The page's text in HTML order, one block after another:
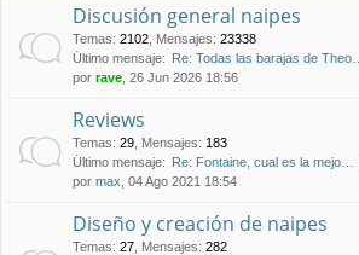
Discusión general naipes
Temas: 2102 Mensajes: 23338
Último mensaje: Re: Todas las barajas de Theo…
por rave , 26 Jun 2026 18:56
Reviews
Temas: 29 Mensajes: 183
Último mensaje: Re: Fontaine, cual es la mejo…
por max , 04 Ago 2021 18:54
Diseño y creación de naipes
Temas: 27 Mensajes: 282